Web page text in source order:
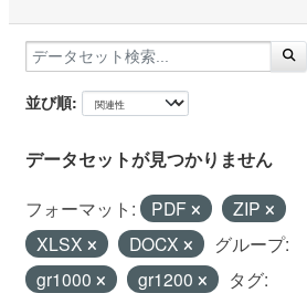
並び順
データセットが見つかりません
フォーマット: PDF
ZIP
XLSX
DOCX
グループ:
gr1000
gr1200
タグ: